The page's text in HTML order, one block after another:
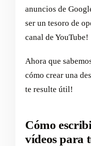
anuncios de
ser un tesoro de
canal de YouTube!
Ahora que
cómo crear una
te resulte útil!
Cómo
vídeos para